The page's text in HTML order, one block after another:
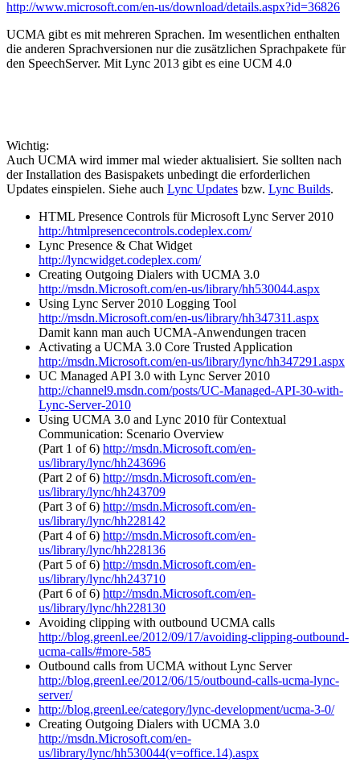
http://www.microsoft.com/en-us/download/details.aspx?id=36826
UCMA gibt es mit mehreren Sprachen. Im wesentlichen enthalten
die anderen Sprachversionen nur die zusätzlichen Sprachpakete für
den SpeechServer. Mit Lync 2013 gibt es eine UCM 4.0
Wichtig:
Auch UCMA wird immer mal wieder aktualisiert. Sie sollten nach
der Installation des Basispakets unbedingt die erforderlichen
Updates einspielen. Siehe auch Lync Updates bzw. Lync Builds.
HTML Presence Controls für Microsoft Lync Server 2010
http://htmlpresencecontrols.codeplex.com/
Lync Presence & Chat Widget
http://lyncwidget.codeplex.com/
Creating Outgoing Dialers with UCMA 3.0
http://msdn.Microsoft.com/en-us/library/hh530044.aspx
Using Lync Server 2010 Logging Tool
http://msdn.Microsoft.com/en-us/library/hh347311.aspx
Damit kann man auch UCMA-Anwendungen tracen
Activating a UCMA 3.0 Core Trusted Application
http://msdn.Microsoft.com/en-us/library/lync/hh347291.aspx
UC Managed API 3.0 with Lync Server 2010
http://channel9.msdn.com/posts/UC-Managed-API-30-with-
Lync-Server-2010
Using UCMA 3.0 and Lync 2010 für Contextual
Communication: Scenario Overview
(Part 1 of 6) http://msdn.Microsoft.com/en-
us/library/lync/hh243696
(Part 2 of 6) http://msdn.Microsoft.com/en-
us/library/lync/hh243709
(Part 3 of 6) http://msdn.Microsoft.com/en-
us/library/lync/hh228142
(Part 4 of 6) http://msdn.Microsoft.com/en-
us/library/lync/hh228136
(Part 5 of 6) http://msdn.Microsoft.com/en-
us/library/lync/hh243710
(Part 6 of 6) http://msdn.Microsoft.com/en-
us/library/lync/hh228130
Avoiding clipping with outbound UCMA calls
http://blog.greenl.ee/2012/09/17/avoiding-clipping-outbound-
ucma-calls/#more-585
Outbound calls from UCMA without Lync Server
http://blog.greenl.ee/2012/06/15/outbound-calls-ucma-lync-
server/
http://blog.greenl.ee/category/lync-development/ucma-3-0/
Creating Outgoing Dialers with UCMA 3.0
http://msdn.Microsoft.com/en-
us/library/lync/hh530044(v=office.14).aspx